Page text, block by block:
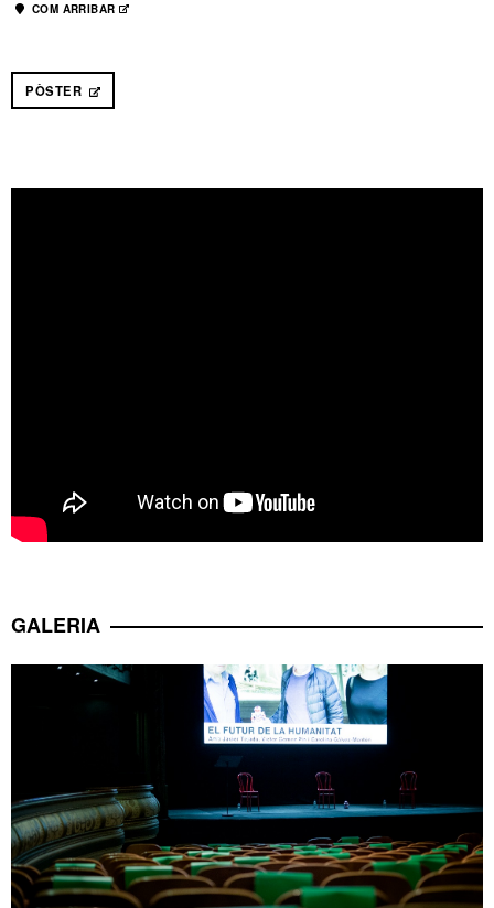
COM ARRIBAR ABRE EN NUEVA VENTANA
PÒSTER ABRE EN NUEVA VENTANA
GALERIA